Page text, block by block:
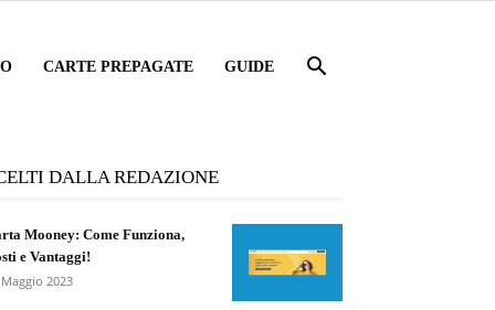
CARTE PREPAGATE GUIDE
DALLA REDAZIONE
Mooney: Come Funziona,
e Vantaggi!
2023